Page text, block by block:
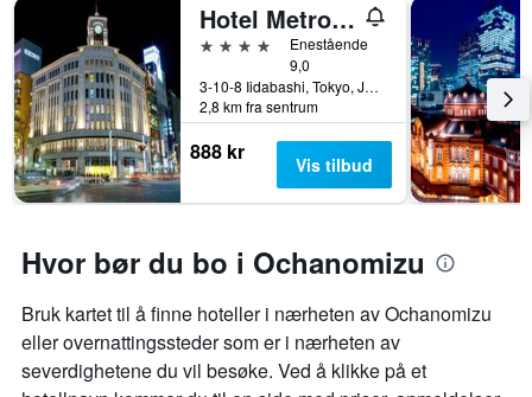
Hotel Metropolitan Edmont Tokyo
4 stjerner
Enestående
9,0
3-10-8 Iidabashi, Tokyo, Japan
2,8 km fra sentrum
888 kr Vis tilbud
Hvor bør du bo i Ochanomizu
Bruk kartet til å finne hoteller i nærheten av Ochanomizu
eller overnattingssteder som er i nærheten av
severdighetene du vil besøke. Ved å klikke på et